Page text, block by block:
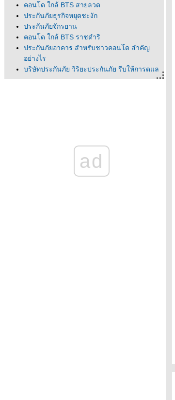
คอนโด ใกล้ BTS สายลวด
ประกันภัยธุรกิจหยุดชะงัก
ประกันภัยจักรยาน
คอนโด ใกล้ BTS ราชดำริ
ประกันภัยอาคาร สำหรับชาวคอนโด สำคัญ
อย่างไร
บริษัทประกันภัย วิริยะประกันภัย รีบให้การดูแล
รถยนต์ลูกค้า ถูกน้ำท่วมจากฝนตกหนัก
คอนโด ใกล้ BTS ทองหล่อ
คอนโด ใกล้ BTS พระโขนง
คอนโดใกล้รถไฟฟ้า BTS บางจาก
ad